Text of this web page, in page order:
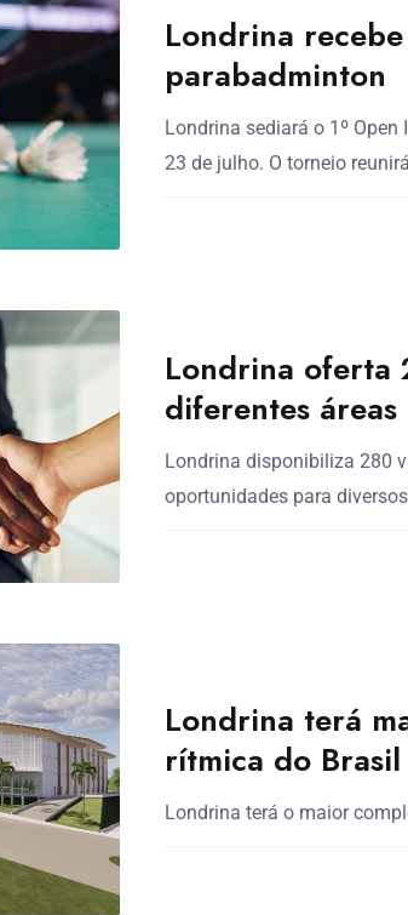
Londrina
parabadminton
Londrina sediará o 1º
23 de julho. O torneio
Londrina oferta
diferentes áreas
Londrina disponibiliza 280
oportunidades para
Londrina terá
rítmica do Brasil
Londrina terá o maior